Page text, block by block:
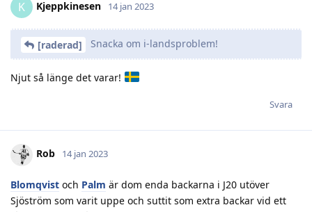
K Kjeppkinesen 14 jan 2023
[raderad] Snacka om i-landsproblem!
Njut så länge det varar!
Svara
Rob 14 jan 2023
Blomqvist och Palm är dom enda backarna i J20 utöver
Sjöström som varit uppe och suttit som extra backar vid ett